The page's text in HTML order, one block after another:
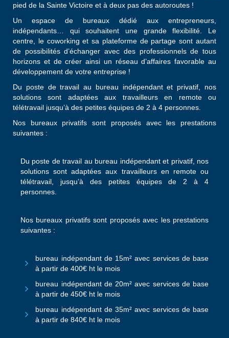
pied de la Sainte Victoire et à deux pas des autoroutes !
Un espace de bureaux dédié aux entrepreneurs,
indépendants… qui souhaitent une grande flexibilité. Le
centre, le coworking et sa plateforme de partage sont autant
de possibilités d’échanger avec des professionnels de tous
horizons et de créer ainsi un réseau d’affaires favorable au
développement de votre entreprise !
Du poste de travail au bureau indépendant et privatif, nos
solutions sont adaptées aux travailleurs en remote ou
télétravail jusqu’à des petites équipes de 2 à 4 personnes.
Nos bureaux privatifs sont proposés avec les prestations
suivantes :
Du poste de travail au bureau indépendant et privatif, nos
solutions sont adaptées aux travailleurs en remote ou
télétravail, jusqu’à des petites équipes de 2 à 4
personnes.
Nos bureaux privatifs sont proposés avec les prestations
suivantes :
bureau indépendant de 15m² avec services de base
à partir de 400€ ht le mois
bureau indépendant de 20m² avec services de base
à partir de 450€ ht le mois
bureau indépendant de 35m² avec services de base
à partir de 840€ ht le mois